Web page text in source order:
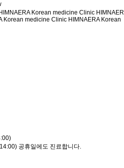
Korean medicine Clinic HIMNAER
Korean medicine Clinic HIMNAERA Korean
공휴일에도 진료합니다.